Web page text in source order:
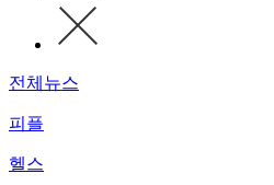
전체뉴스
피플
헬스